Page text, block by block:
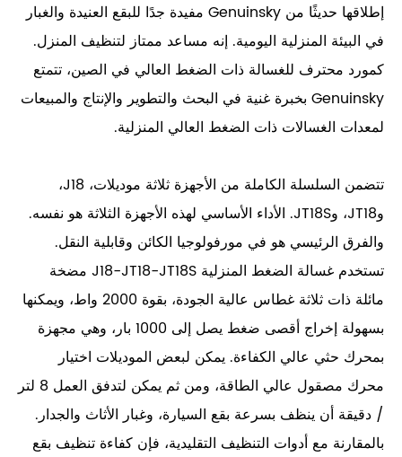
إطلاقها حديثًا من Genuinsky مفيدة جدًا للبقع العنيدة والغبار
في البيئة المنزلية اليومية. إنه مساعد ممتاز لتنظيف المنزل.
كمورد محترف للغسالة ذات الضغط العالي في الصين، تتمتع
Genuinsky بخبرة غنية في البحث والتطوير والإنتاج والمبيعات
لمعدات الغسالات ذات الضغط العالي المنزلية.
تتضمن السلسلة الكاملة من الأجهزة ثلاثة موديلات، J18،
وJT18، وJT18S. الأداء الأساسي لهذه الأجهزة الثلاثة هو نفسه.
والفرق الرئيسي هو في مورفولوجيا الكائن وقابلية النقل.
تستخدم غسالة الضغط المنزلية J18-JT18-JT18S مضخة
مائلة ذات ثلاثة غطاس عالية الجودة، بقوة 2000 واط، ويمكنها
بسهولة إخراج أقصى ضغط يصل إلى 1000 بار، وهي مجهزة
بمحرك حثي عالي الكفاءة. يمكن لبعض الموديلات اختيار
محرك مصقول عالي الطاقة، ومن ثم يمكن لتدفق العمل 8 لتر
/ دقيقة أن ينظف بسرعة بقع السيارة، وغبار الأثاث والجدار.
بالمقارنة مع أدوات التنظيف التقليدية، فإن كفاءة تنظيف بقع